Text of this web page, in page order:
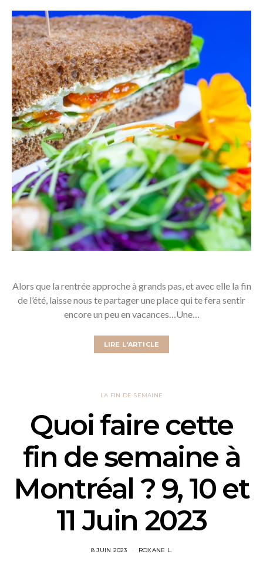
Alors que la rentrée approche à grands pas, et avec elle la fin
de l’été, laisse nous te partager une place qui te fera sentir
encore un peu en vacances…Une…
LIRE L'ARTICLE
LA FIN DE SEMAINE
Quoi faire cette
fin de semaine à
Montréal ? 9, 10 et
11 Juin 2023
8 JUIN 2023 ROXANE L.